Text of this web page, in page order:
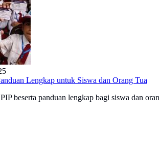
Lengkap untuk Siswa dan Orang Tua
beserta panduan lengkap bagi siswa dan